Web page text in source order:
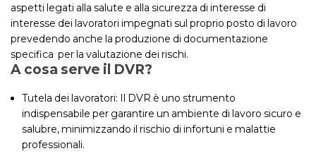
aspetti legati alla salute e alla sicurezza di interesse di
interesse dei lavoratori impegnati sul proprio posto di lavoro
prevedendo anche la produzione di documentazione
specifica per la valutazione dei rischi.
A cosa serve il DVR?
Tutela dei lavoratori: Il DVR è uno strumento
indispensabile per garantire un ambiente di lavoro sicuro e
salubre, minimizzando il rischio di infortuni e malattie
professionali.